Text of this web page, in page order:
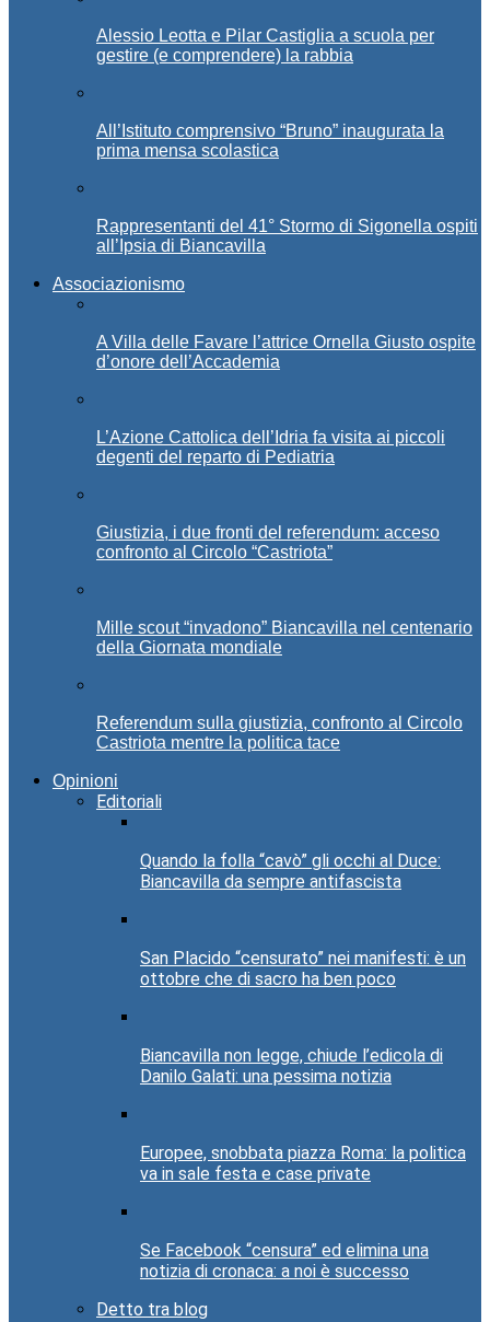
Alessio Leotta e Pilar Castiglia a scuola per
gestire (e comprendere) la rabbia
All’Istituto comprensivo “Bruno” inaugurata la
prima mensa scolastica
Rappresentanti del 41° Stormo di Sigonella ospiti
all’Ipsia di Biancavilla
Associazionismo
A Villa delle Favare l’attrice Ornella Giusto ospite
d’onore dell’Accademia
L’Azione Cattolica dell’Idria fa visita ai piccoli
degenti del reparto di Pediatria
Giustizia, i due fronti del referendum: acceso
confronto al Circolo “Castriota”
Mille scout “invadono” Biancavilla nel centenario
della Giornata mondiale
Referendum sulla giustizia, confronto al Circolo
Castriota mentre la politica tace
Opinioni
Editoriali
Quando la folla “cavò” gli occhi al Duce:
Biancavilla da sempre antifascista
San Placido “censurato” nei manifesti: è un
ottobre che di sacro ha ben poco
Biancavilla non legge, chiude l’edicola di
Danilo Galati: una pessima notizia
Europee, snobbata piazza Roma: la politica
va in sale festa e case private
Se Facebook “censura” ed elimina una
notizia di cronaca: a noi è successo
Detto tra blog